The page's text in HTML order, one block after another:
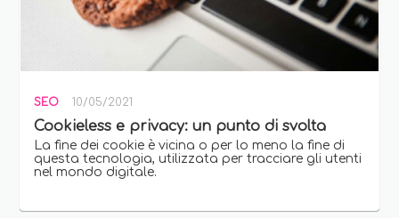
SEO 10/05/2021
Cookieless e privacy: un punto di svolta
La fine dei cookie è vicina o per lo meno la fine di
questa tecnologia, utilizzata per tracciare gli utenti
nel mondo digitale.